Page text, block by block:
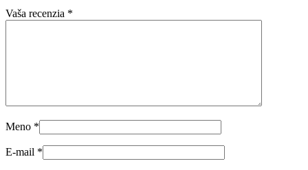
Vaša recenzia *
Meno *
E-mail *